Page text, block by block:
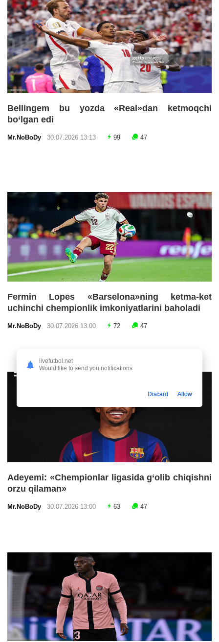
Bellingem bu yozda «Real»dan ketmoqchi
bo‘lgan edi
Mr.NoBoDy 30.07.2026 13:13 99 47
Fermin Lopes «Barselona»ning ketma-ket
uchinchi chempionlik imkoniyatlarini baholadi
Mr.NoBoDy 30.07.2026 13:00 72 47
Adeyemi: «Chempionlar ligasida g‘olib chiqishni
orzu qilaman»
Mr.NoBoDy 30.07.2026 13:00 63 47
livefutbol.net
Would like to send you notifications
Discard Allow